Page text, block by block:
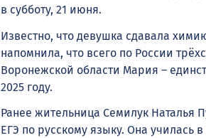
в субботу, 21 июня.
Известно, что девушка сдавала
напомнила, что всего по России
Воронежской области Мария –
2025 году.
Ранее жительница Семилук Наталья
ЕГЭ по русскому языку. Она